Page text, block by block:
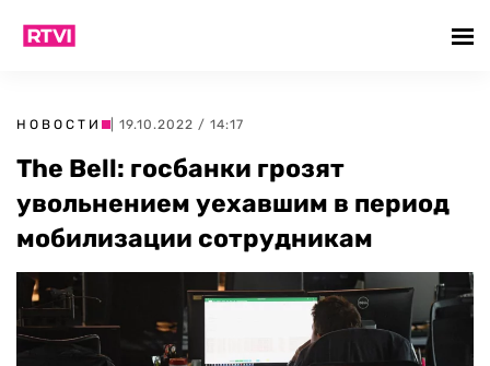
НОВОСТИ | 19.10.2022 / 14:17
The Bell: госбанки грозят
увольнением уехавшим в период
мобилизации сотрудникам